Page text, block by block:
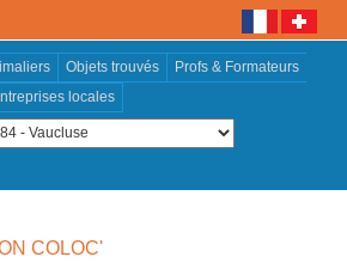
Objets trouvés
Profs & Formateurs
locales
COLOC'